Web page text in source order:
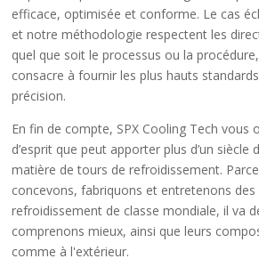
efficace, optimisée et conforme. Le cas
et notre méthodologie respectent les
quel que soit le processus ou la
consacre à fournir les plus hauts
précision.
En fin de compte, SPX Cooling Tech vous
d’esprit que peut apporter plus d’un siècle
matière de tours de refroidissement.
concevons, fabriquons et entretenons
refroidissement de classe mondiale, il va
comprenons mieux, ainsi que leurs
comme à l'extérieur.